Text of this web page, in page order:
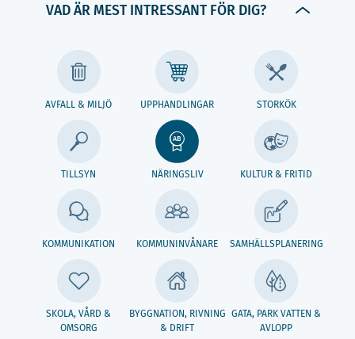
VAD ÄR MEST INTRESSANT FÖR DIG?
AVFALL & MILJÖ UPPHANDLINGAR STORKÖK
TILLSYN NÄRINGSLIV KULTUR & FRITID
KOMMUNIKATION KOMMUNINVÅNARE SAMHÄLLSPLANERING
SKOLA, VÅRD &
OMSORG
BYGGNATION, RIVNING
& DRIFT
GATA, PARK VATTEN &
AVLOPP